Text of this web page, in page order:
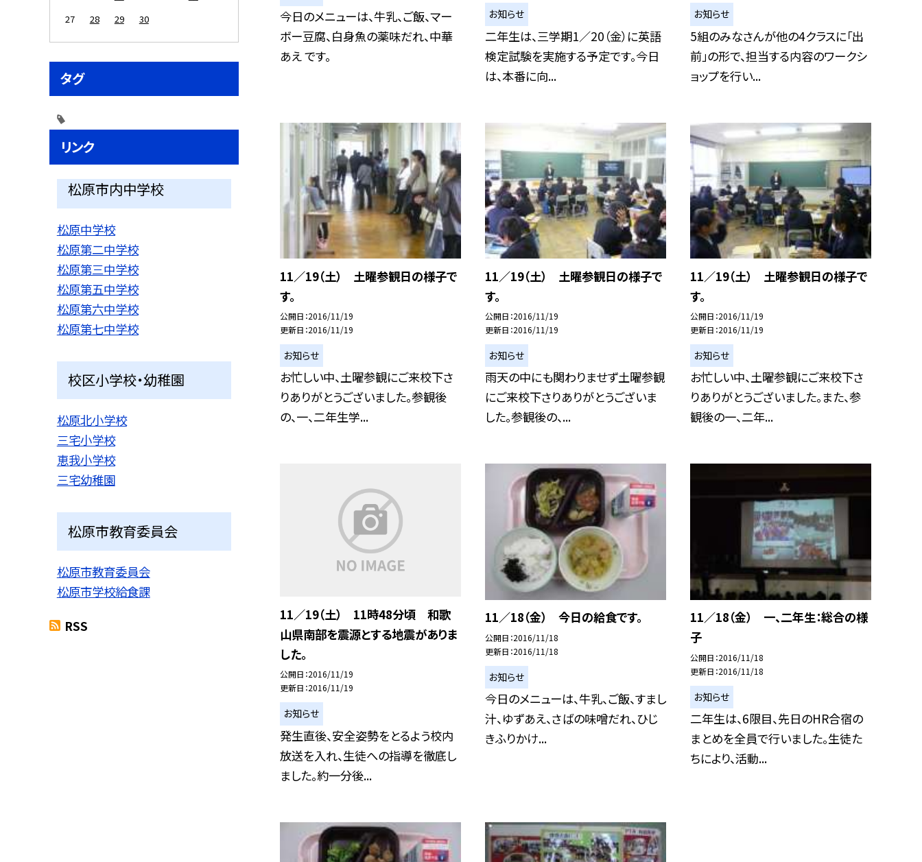
今日のメニューは、牛乳、ご飯、マー
ボー豆腐、白身魚の薬味だれ、中華
あえ です。
お知らせ
二年生は、三学期1／20（金）に英語
検定試験を実施する予定です。今日
は、本番に向...
お知らせ
5組のみなさんが他の4クラスに「出
前」の形で、担当する内容のワークシ
ョップを行い...
11／19（土） 土曜参観日の様子で
す。
公開日 2016/11/19
更新日 2016/11/19
お知らせ
お忙しい中、土曜参観にご来校下さ
りありがとうございました。参観後
の、一、二年生学...
11／19（土） 土曜参観日の様子で
す。
公開日 2016/11/19
更新日 2016/11/19
お知らせ
雨天の中にも関わりませず土曜参観
にご来校下さりありがとうございま
した。参観後の、...
11／19（土） 土曜参観日の様子で
す。
公開日 2016/11/19
更新日 2016/11/19
お知らせ
お忙しい中、土曜参観にご来校下さ
りありがとうございました。また、参
観後の一、二年...
11／19（土） 11時48分頃 和歌
山県南部を震源とする地震がありま
した。
公開日 2016/11/19
更新日 2016/11/19
お知らせ
発生直後、安全姿勢をとるよう校内
放送を入れ、生徒への指導を徹底し
ました。約一分後...
11／18（金） 今日の給食です。
公開日 2016/11/18
更新日 2016/11/18
お知らせ
今日のメニューは、牛乳、ご飯、すまし
汁、ゆずあえ、さばの味噌だれ、ひじ
きふりかけ...
11／18（金） 一、二年生：総合の様
子
公開日 2016/11/18
更新日 2016/11/18
お知らせ
二年生は、6限目、先日のHR合宿の
まとめを全員で行いました。生徒た
ちにより、活動...
27
28 29 30
タグ
リンク
松原市内中学校
松原中学校
松原第二中学校
松原第三中学校
松原第五中学校
松原第六中学校
松原第七中学校
校区小学校・幼稚園
松原北小学校
三宅小学校
恵我小学校
三宅幼稚園
松原市教育委員会
松原市教育委員会
松原市学校給食課
RSS